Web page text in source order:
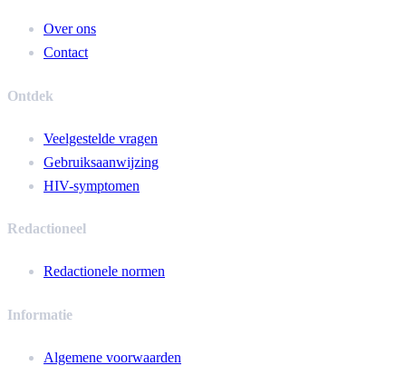
Over ons
Contact
Ontdek
Veelgestelde vragen
Gebruiksaanwijzing
HIV-symptomen
Redactioneel
Redactionele normen
Informatie
Algemene voorwaarden